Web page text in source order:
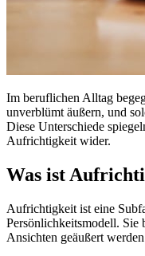
Im beruflichen Alltag
unverblümt äußern, und
Diese Unterschiede
Aufrichtigkeit wider.
Was ist
Aufrichtigkeit ist eine
Persönlichkeitsmodell. Sie
Ansichten geäußert